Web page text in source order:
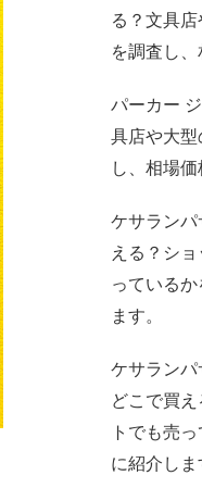
る？文具
を調査し、
パーカー
具店や大
し、相場価
ケサラン
える？シ
っている
ます。
ケサラン
どこで買
トでも売
に紹介しま